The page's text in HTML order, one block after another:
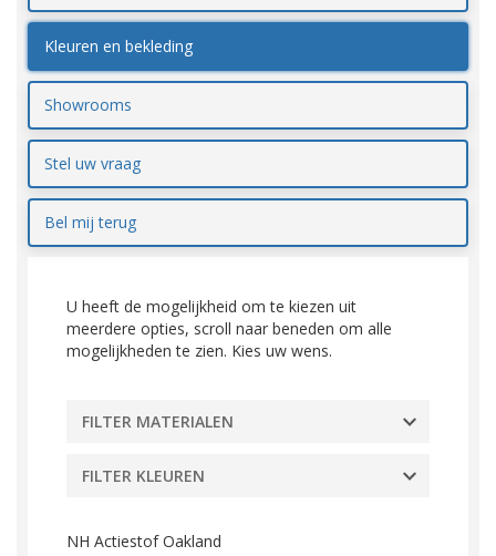
Kleuren en bekleding
Showrooms
Stel uw vraag
Bel mij terug
U heeft de mogelijkheid om te kiezen uit
meerdere opties, scroll naar beneden om alle
mogelijkheden te zien. Kies uw wens.
FILTER MATERIALEN
FILTER KLEUREN
NH Actiestof Oakland